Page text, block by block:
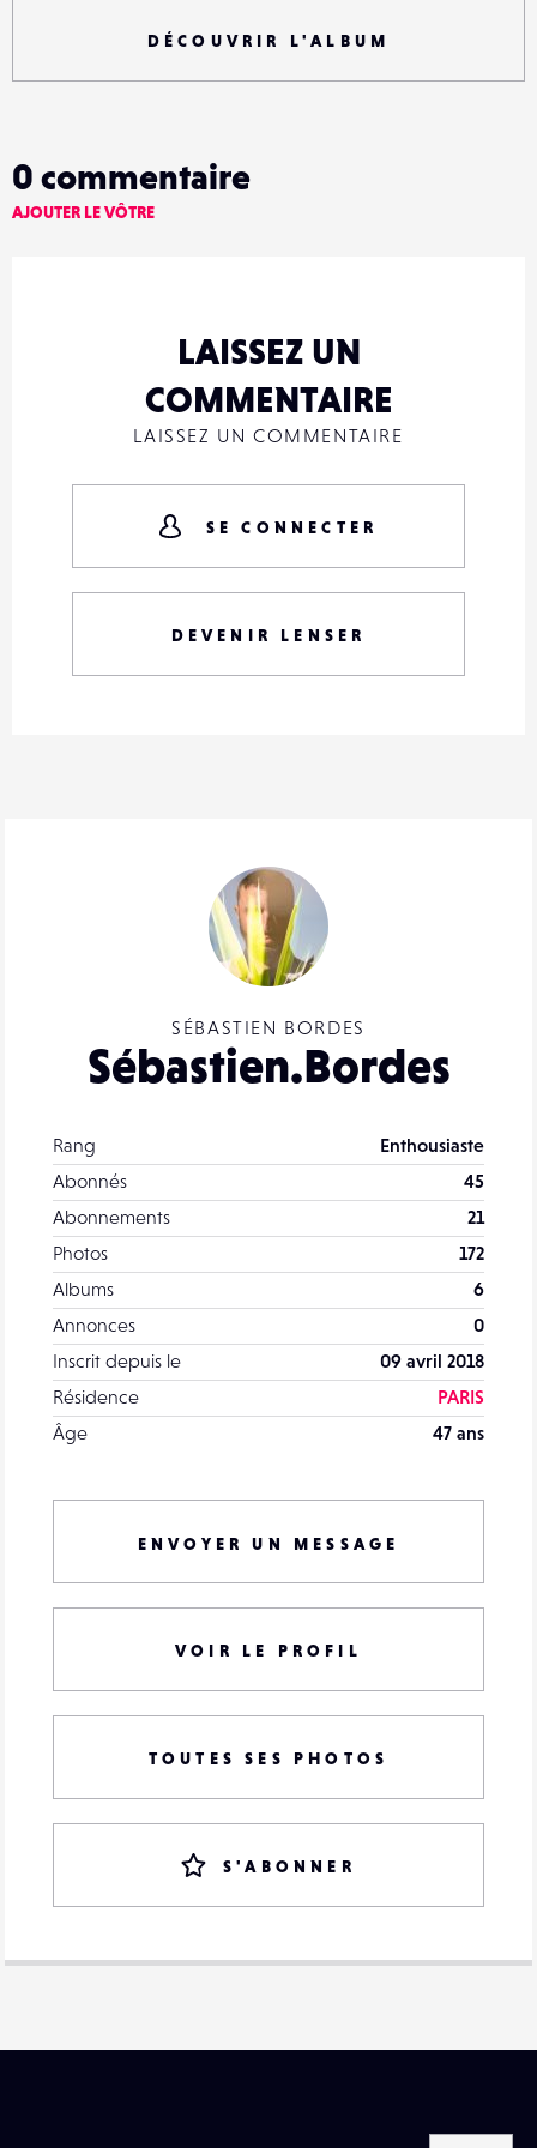
DÉCOUVRIR L'ALBUM
SÉBASTIEN BORDES
Sébastien.Bordes
Rang
Enthousiaste
Abonnés
45
Abonnements
21
Photos
172
Albums
6
Annonces
0
Inscrit depuis le
09 avril 2018
Résidence
PARIS
Âge
47 ans
ENVOYER UN MESSAGE
VOIR LE PROFIL
TOUTES SES PHOTOS
S'ABONNER
0 commentaire
AJOUTER LE VÔTRE
LAISSEZ UN
COMMENTAIRE
LAISSEZ UN COMMENTAIRE
SE CONNECTER
DEVENIR LENSER